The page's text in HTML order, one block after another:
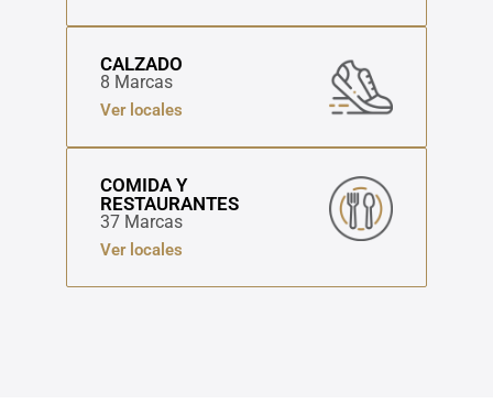
CALZADO
8 Marcas
Ver locales
COMIDA Y
RESTAURANTES
37 Marcas
Ver locales